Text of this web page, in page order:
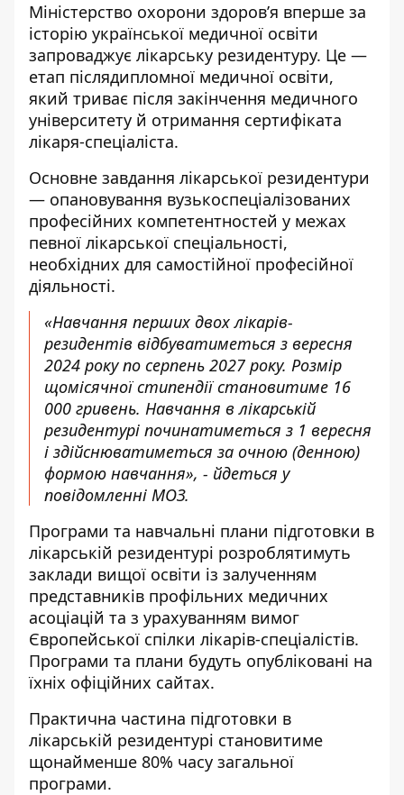
Міністерство охорони здоров’я вперше за
історію української медичної освіти
запроваджує лікарську резидентуру. Це —
етап післядипломної медичної освіти,
який триває після закінчення медичного
університету й отримання сертифіката
лікаря-спеціаліста.
Основне завдання лікарської резидентури
— опановування вузькоспеціалізованих
професійних компетентностей у межах
певної лікарської спеціальності,
необхідних для самостійної професійної
діяльності.
«Навчання перших двох лікарів-
резидентів відбуватиметься з вересня
2024 року по серпень 2027 року. Розмір
щомісячної стипендії становитиме 16
000 гривень. Навчання в лікарській
резидентурі починатиметься з 1 вересня
і здійснюватиметься за очною (денною)
формою навчання», - йдеться у
повідомленні МОЗ.
Програми та навчальні плани підготовки в
лікарській резидентурі розроблятимуть
заклади вищої освіти із залученням
представників профільних медичних
асоціацій та з урахуванням вимог
Європейської спілки лікарів-спеціалістів.
Програми та плани будуть опубліковані на
їхніх офіційних сайтах.
Практична частина підготовки в
лікарській резидентурі становитиме
щонайменше 80% часу загальної
програми.